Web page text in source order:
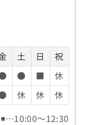
土 日
祝
● ■
休
休 休
休
～12:30